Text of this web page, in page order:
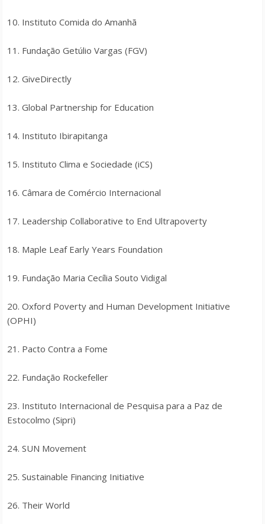
10. Instituto Comida do Amanhã
11. Fundação Getúlio Vargas (FGV)
12. GiveDirectly
13. Global Partnership for Education
14. Instituto Ibirapitanga
15. Instituto Clima e Sociedade (iCS)
16. Câmara de Comércio Internacional
17. Leadership Collaborative to End Ultrapoverty
18. Maple Leaf Early Years Foundation
19. Fundação Maria Cecília Souto Vidigal
20. Oxford Poverty and Human Development Initiative
(OPHI)
21. Pacto Contra a Fome
22. Fundação Rockefeller
23. Instituto Internacional de Pesquisa para a Paz de
Estocolmo (Sipri)
24. SUN Movement
25. Sustainable Financing Initiative
26. Their World